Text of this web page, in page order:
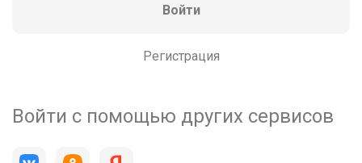
Войти
Регистрация
Войти с помощью других сервисов